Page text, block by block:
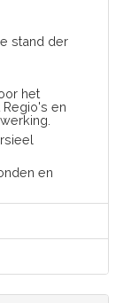
stand der
het
en
en